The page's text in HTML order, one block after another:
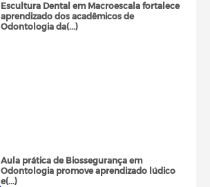
Escultura Dental em Macroescala fortalece
aprendizado dos acadêmicos de
Odontologia da(...)
Aula prática de Biossegurança em
Odontologia promove aprendizado lúdico
e(...)